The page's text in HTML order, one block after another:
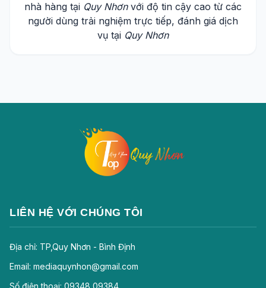
nhà hàng tại Quy Nhơnvới độ tin cậy cao từ các
người dùng trải nghiệm trực tiếp, đánh giá dịch
vụ tại Quy Nhơn
LIÊN HỆ VỚI CHÚNG TÔI
Địa chỉ: TP,Quy Nhơn - Bình Định
Email: mediaquynhon@gmail.com
Số điện thoại: 09348 09384